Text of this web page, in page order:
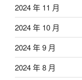
2024 年 11 月
2024 年 10 月
2024 年 9 月
2024 年 8 月